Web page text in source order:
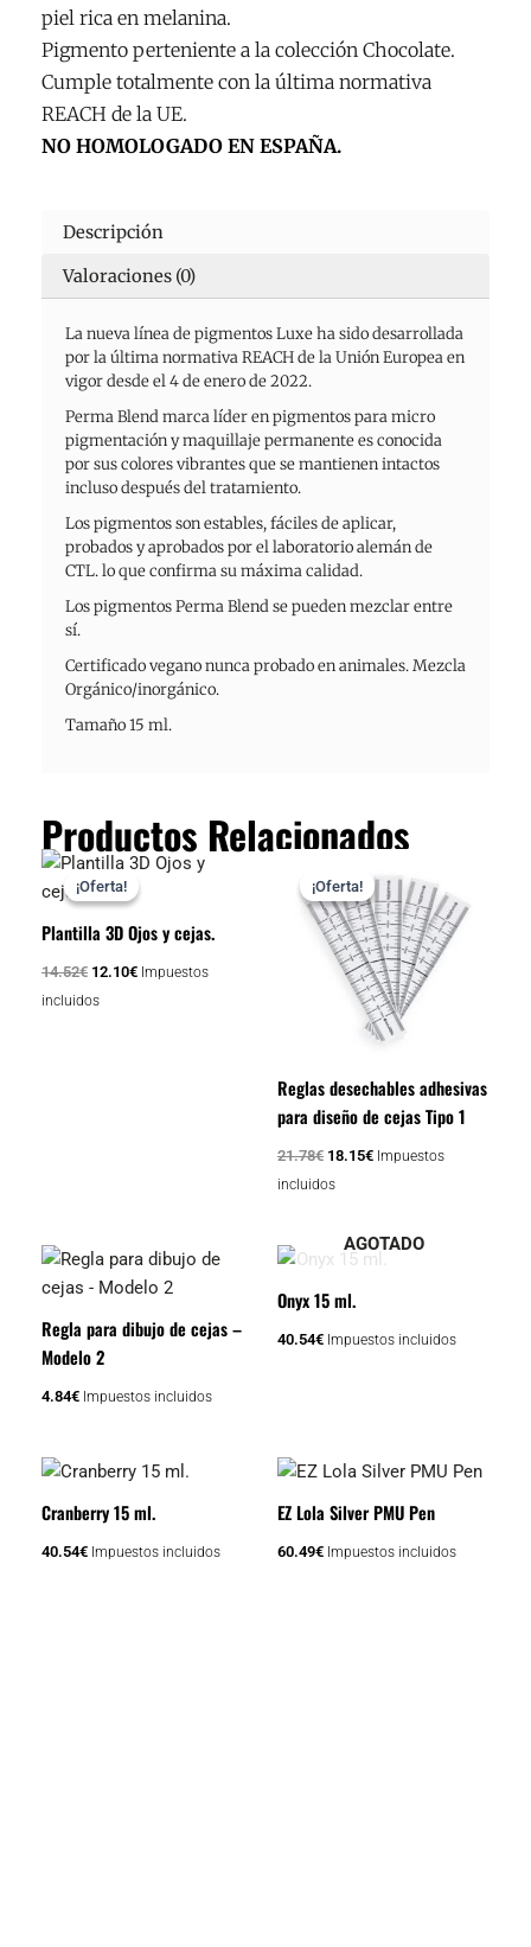
piel rica en melanina.
Pigmento perteniente a la colección Chocolate.
Cumple totalmente con la última normativa
REACH de la UE.
NO HOMOLOGADO EN ESPAÑA.
Descripción
Valoraciones (0)
La nueva línea de pigmentos Luxe ha sido desarrollada
por la última normativa REACH de la Unión Europea en
vigor desde el 4 de enero de 2022.
Perma Blend marca líder en pigmentos para micro
pigmentación y maquillaje permanente es conocida
por sus colores vibrantes que se mantienen intactos
incluso después del tratamiento.
Los pigmentos son estables, fáciles de aplicar,
probados y aprobados por el laboratorio alemán de
CTL. lo que confirma su máxima calidad.
Los pigmentos Perma Blend se pueden mezclar entre
sí.
Certificado vegano nunca probado en animales. Mezcla
Orgánico/inorgánico.
Tamaño 15 ml.
Productos Relacionados
¡Oferta!
¡Oferta!
Plantilla 3D Ojos y cejas.
14.52€
El
precio
original
14.52€.
12.10€
El
precio
actual
12.10€.
Impuestos
incluidos
¡Oferta!
¡Oferta!
Reglas desechables adhesivas
para diseño de cejas Tipo 1
21.78€
precio
original
era:
21.78€.
18.15€
precio
actual
es:
18.15€.
Impuestos
incluidos
Regla para dibujo de cejas –
Modelo 2
4.84€ Impuestos incluidos
AGOTADO
Onyx 15 ml.
40.54€ Impuestos incluidos
Cranberry 15 ml.
40.54€ Impuestos incluidos
EZ Lola Silver PMU Pen
60.49€ Impuestos incluidos